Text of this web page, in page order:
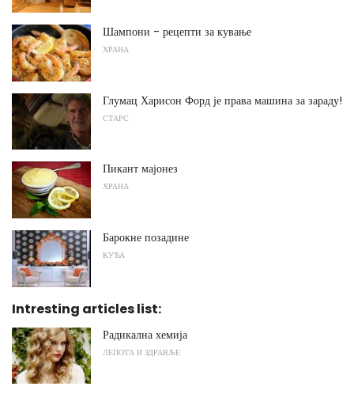
Шампони - рецепти за кување
ХРАНА
Глумац Харисон Форд је права машина за зараду!
СТАРС
Пикант мајонез
ХРАНА
Барокне позадине
КУЋА
Intresting articles list:
Радикална хемија
ЛЕПОТА И ЗДРАВЉЕ